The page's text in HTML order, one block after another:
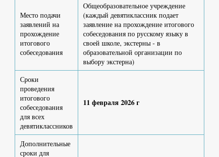
Место подачи
заявлений на
прохождение
итогового
собеседования
Общеобразовательное учреждение
(каждый девятиклассник подает
заявление на прохождение итогового
собеседования по русскому языку в
своей школе, экстерны - в
образовательной организации по
выбору экстерна)
Сроки
проведения
итогового
собеседования
для всех
девятиклассников
11 февраля 2026 г
Дополнительные
сроки для